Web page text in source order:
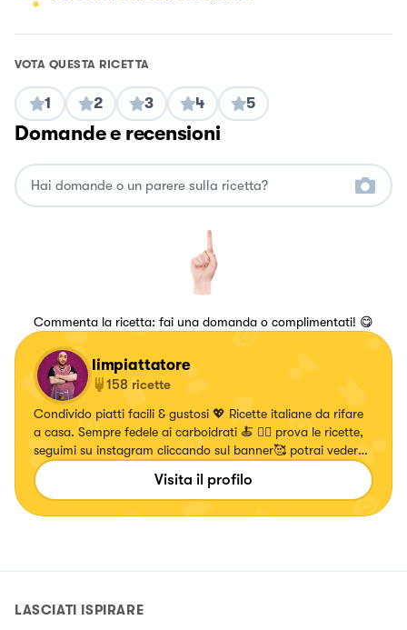
VOTA QUESTA RICETTA
1 2 3 4 5
Domande e recensioni
Commenta la ricetta: fai una domanda o complimentati! 😋
limpiattatore
158 ricette
Condivido piatti facili & gustosi 💖 Ricette italiane da rifare
a casa. Sempre fedele ai carboidrati 🍝 👇🏼 prova le ricette,
seguimi su instagram cliccando sul banner🥰 potrai vedere
le ricette realizzate
Visita il profilo
LASCIATI ISPIRARE